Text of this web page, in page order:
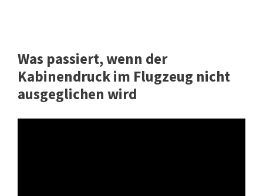
Was passiert, wenn der
Kabinendruck im Flugzeug nicht
ausgeglichen wird